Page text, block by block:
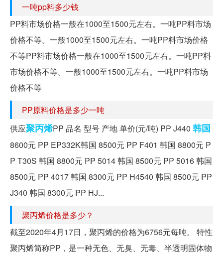
一吨pp料多少钱
PP料市场价格一般在1000至1500元左右。一吨PP料市场
价格不等。一般1000至1500元左右。一吨PP料市场价格
不等PP料市场价格一般在1000至1500元左右。一吨PP料
市场价格不等。一般1000至1500元左右。一吨PP料市场
价格不等
PP原料价格是多少一吨
供应聚丙烯PP 品名 型号 产地 单价(元/吨) PP J440 韩国
8600元 PP EP332K韩国 8500元 PP F401 韩国 8800元 P
P T30S 韩国 8800元 PP 5014 韩国 8500元 PP 5016 韩国
8500元 PP 4017 韩国 8300元 PP H4540 韩国 8500元 PP
J340 韩国 8300元 PP HJ...
聚丙烯价格是多少？
截至2020年4月17日，聚丙烯的价格为6756元每吨。 特性
聚丙烯简称PP，是一种无色、无臭、无毒、半透明固体物